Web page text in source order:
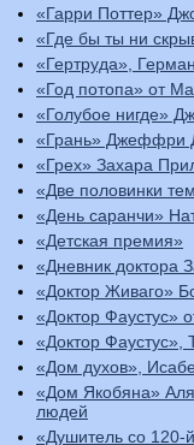
«Гарри Поттер»
«Где бы ты ни
«Гертруда»,
«Год потопа» от
«Голубое нигде»
«Грань» Джеффри
«Грех» Захара
«День саранчи»
«Детская премия»
«Дневник доктора
«Доктор Живаго»
«Доктор Фаустус»
«Доктор Фаустус»,
«Дом духов»,
«Дом Якобяна»
людей
«Душитель со 120-